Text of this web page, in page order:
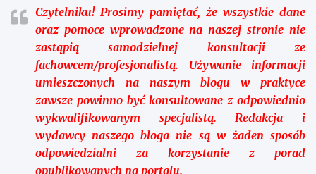
Czytelniku!Prosimy pamiętać, że wszystkie dane
oraz pomoce wprowadzone na naszej stronie nie
zastąpią samodzielnej konsultacji ze
fachowcem/profesjonalistą. Używanie informacji
umieszczonych na naszym blogu w praktyce
zawsze powinno być konsultowane z odpowiednio
wykwalifikowanym specjalistą. Redakcja i
wydawcy naszego bloga nie są w żaden sposób
odpowiedzialni za korzystanie z porad
opublikowanych na portalu.